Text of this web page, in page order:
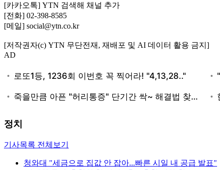
[카카오톡] YTN 검색해 채널 추가
[전화] 02-398-8585
[메일] social@ytn.co.kr
[저작권자(c) YTN 무단전재, 재배포 및 AI 데이터 활용 금지]
AD
정치
기사목록 전체보기
청와대 "세금으로 집값 안 잡아...빠른 시일 내 공급 발표"